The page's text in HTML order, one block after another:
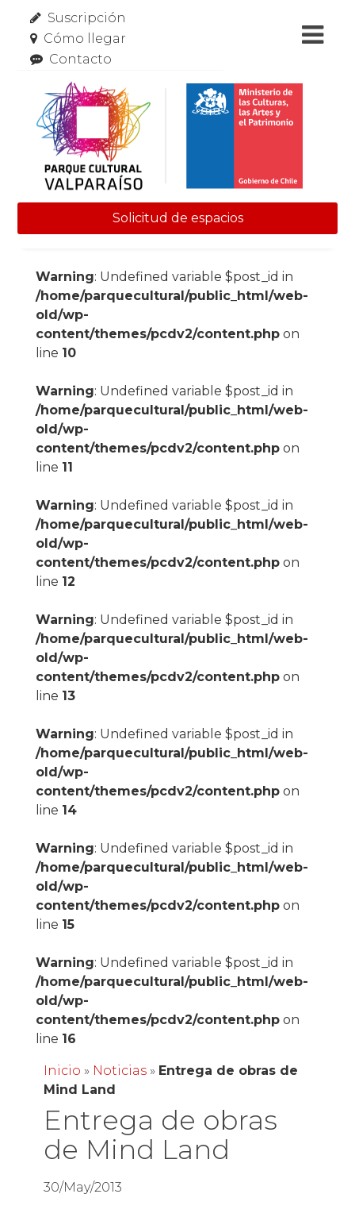
Suscripción
Cómo llegar
Contacto
Solicitud de espacios
Warning: Undefined variable $post_id in
/home/parquecultural/public_html/web-
old/wp-
content/themes/pcdv2/content.phpon
line 10
Warning: Undefined variable $post_id in
/home/parquecultural/public_html/web-
old/wp-
content/themes/pcdv2/content.phpon
line 11
Warning: Undefined variable $post_id in
/home/parquecultural/public_html/web-
old/wp-
content/themes/pcdv2/content.phpon
line 12
Warning: Undefined variable $post_id in
/home/parquecultural/public_html/web-
old/wp-
content/themes/pcdv2/content.phpon
line 13
Warning: Undefined variable $post_id in
/home/parquecultural/public_html/web-
old/wp-
content/themes/pcdv2/content.phpon
line 14
Warning: Undefined variable $post_id in
/home/parquecultural/public_html/web-
old/wp-
content/themes/pcdv2/content.phpon
line 15
Warning: Undefined variable $post_id in
/home/parquecultural/public_html/web-
old/wp-
content/themes/pcdv2/content.phpon
line 16
Inicio » Noticias» Entrega de obras de
Mind Land
Entrega de obras
de Mind Land
30/May/2013